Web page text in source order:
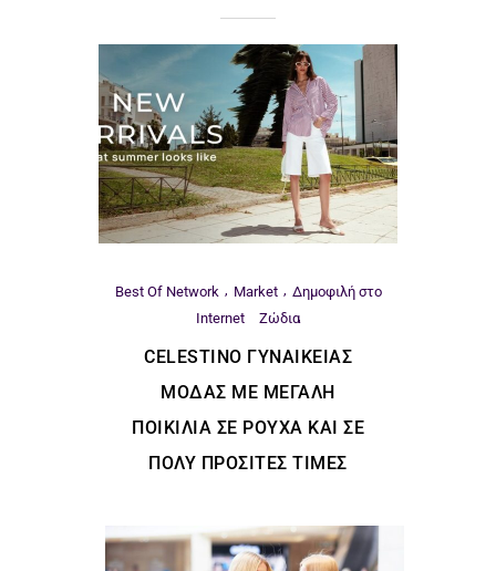
Best Of Network Market
Δημοφιλή στο
Internet
Ζώδια
CELESTINO ΓΥΝΑΙΚΕΊΑΣ
ΜΌΔΑΣ ΜΕ ΜΕΓΆΛΗ
ΠΟΙΚΙΛΊΑ ΣΕ ΡΟΎΧΑ ΚΑΙ ΣΕ
ΠΟΛΎ ΠΡΟΣΙΤΈΣ ΤΙΜΈΣ